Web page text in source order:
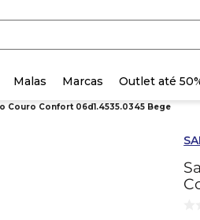
Malas Marcas Outlet até
Couro Confort 06d1.4535.0345 Bege